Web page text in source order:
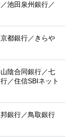
池田泉州銀行／
都銀行／きらや
陰合同銀行／七
／住信SBIネット
銀行／鳥取銀行